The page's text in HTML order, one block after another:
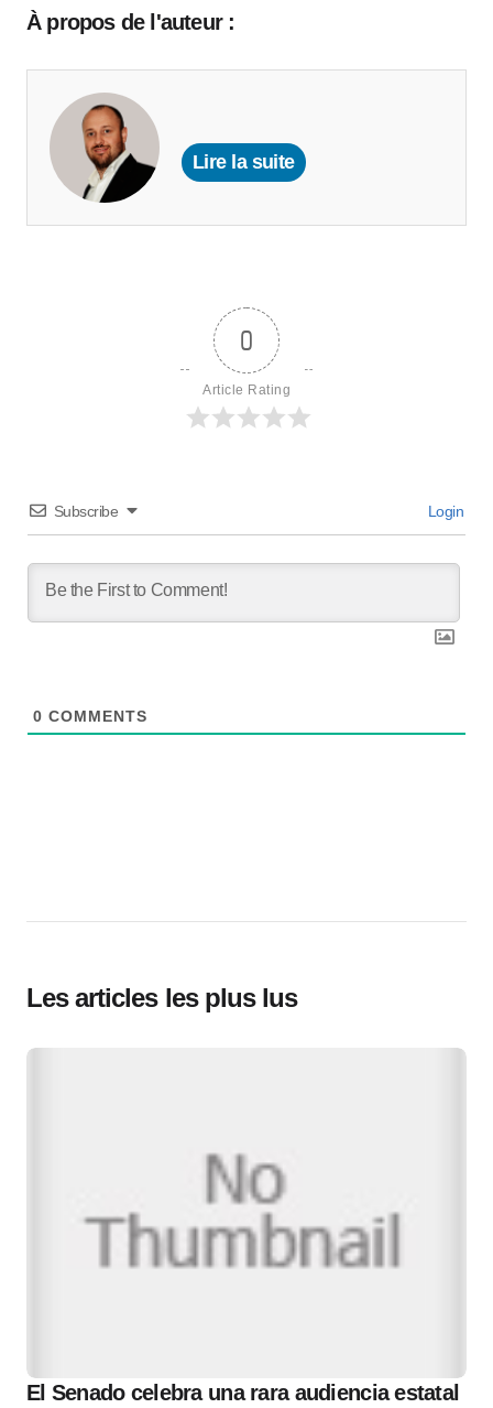
À propos de l'auteur :
Lire la suite
0
Article Rating
Subscribe Login
0 COMMENTS
Les articles les plus lus
El Senado celebra una rara audiencia estatal